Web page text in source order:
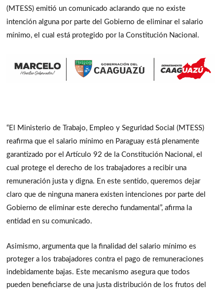
(MTESS) emitió un comunicado aclarando que no existe
intención alguna por parte del Gobierno de eliminar el salario
mínimo, el cual está protegido por la Constitución Nacional.
“El Ministerio de Trabajo, Empleo y Seguridad Social (MTESS)
reafirma que el salario mínimo en Paraguay está plenamente
garantizado por el Artículo 92 de la Constitución Nacional, el
cual protege el derecho de los trabajadores a recibir una
remuneración justa y digna. En este sentido, queremos dejar
claro que de ninguna manera existen intenciones por parte del
Gobierno de eliminar este derecho fundamental”, afirma la
entidad en su comunicado.
Asimismo, argumenta que la finalidad del salario mínimo es
proteger a los trabajadores contra el pago de remuneraciones
indebidamente bajas. Este mecanismo asegura que todos
pueden beneficiarse de una justa distribución de los frutos del